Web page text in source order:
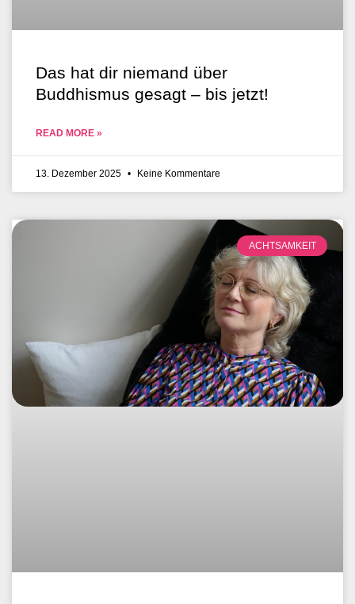
Das hat dir niemand über
Buddhismus gesagt – bis jetzt!
READ MORE »
13. Dezember 2025 Keine Kommentare
ACHTSAMKEIT